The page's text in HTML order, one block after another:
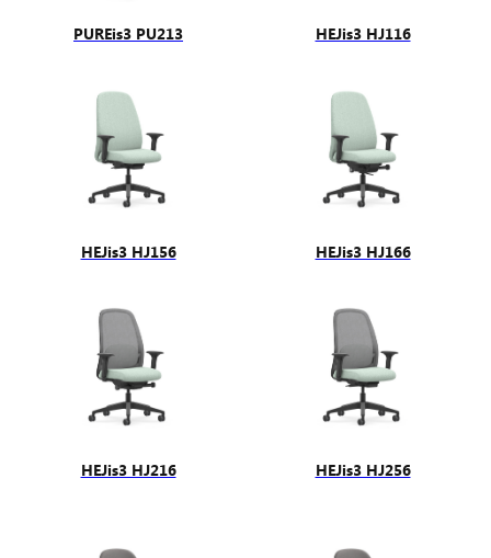
PUREis3 PU213 HEJis3 HJ116
HEJis3 HJ156 HEJis3 HJ166
HEJis3 HJ216 HEJis3 HJ256